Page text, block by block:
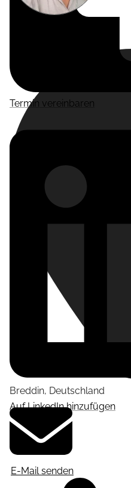
Termin vereinbaren
Auf LinkedIn hinzufügen
Breddin, Deutschland
E-Mail senden